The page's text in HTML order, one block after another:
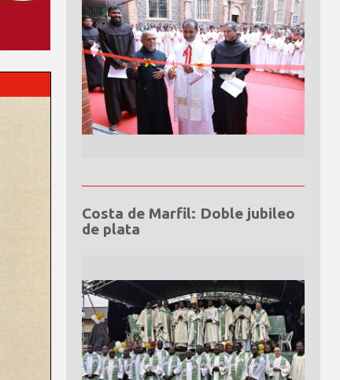
Costa de Marfil: Doble jubileo
de plata